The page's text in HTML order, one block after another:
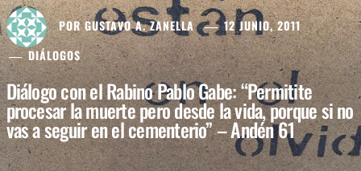
PORGUSTAVO A. ZANELLA
12 JUNIO, 2011
DIÁLOGOS
Diálogo con el Rabino Pablo Gabe: “Permitite
procesar la muerte pero desde la vida, porque si no
vas a seguir en el cementerio” – Andén 61